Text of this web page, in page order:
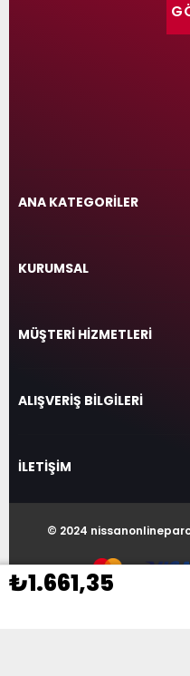
₺1.661,35
ANA KATEGORİLER
KURUMSAL
MÜŞTERİ HİZMETLERİ
ALIŞVERİŞ BİLGİLERİ
İLETİŞİM
© 2024